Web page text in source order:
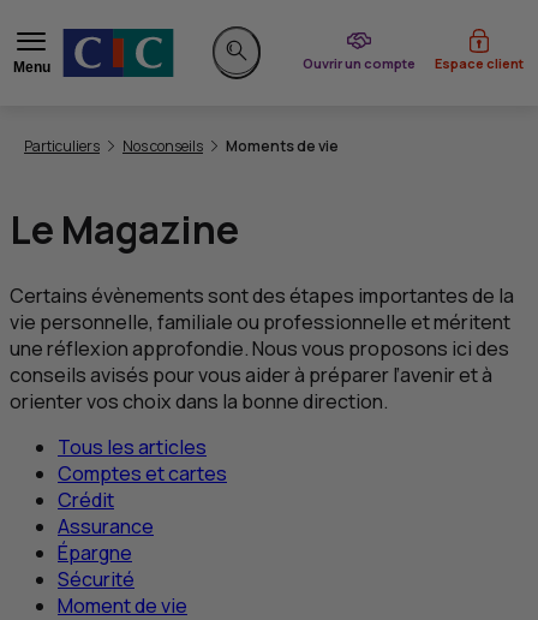
Menu
Rechercher sur le site
Ouvrir un compte
du CIC Espace client
Particuliers Nos conseils Moments de vie
Le Magazine
Certains évènements sont des étapes importantes de la
vie personnelle, familiale ou professionnelle et méritent
une réflexion approfondie. Nous vous proposons ici des
conseils avisés pour vous aider à préparer l’avenir et à
orienter vos choix dans la bonne direction.
Tous les articles
Comptes et cartes
Crédit
Assurance
Épargne
Sécurité
Moment de vie